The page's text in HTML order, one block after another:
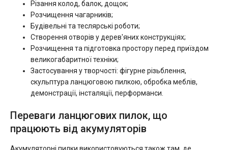
Різання колод, балок, дощок;
Розчищення чагарників;
Будівельні та теслярські роботи;
Створення отворів у дерев'яних конструкціях;
Розчищення та підготовка простору перед приїздом
великогабаритної техніки;
Застосування у творчості: фігурне різьблення,
скульптура ланцюговою пилкою, обробка меблів,
демонстрації, інсталяції, перформанси.
Переваги ланцюгових пилок, що
працюють від акумуляторів